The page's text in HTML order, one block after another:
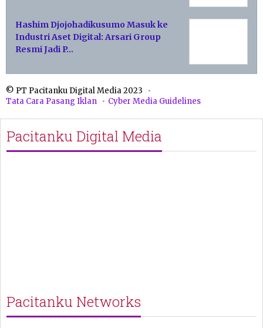
Hashim Djojohadikusumo Masuk ke
Industri Aset Digital: Arsari Group
Resmi Jadi P…
© PT Pacitanku Digital Media 2023
Tata Cara Pasang Iklan
Cyber Media Guidelines
Pacitanku Digital Media
Pacitanku Networks